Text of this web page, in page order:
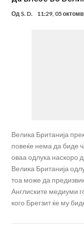
Од S. D. 11:29, 05
Велика Британија
повеќе нема да биде
оваа одлука наскоро
Велика Британија
тоа може да
Англиските медиуми
кого Брегзит ќе му